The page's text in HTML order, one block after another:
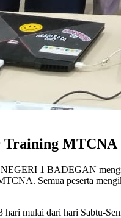
1 BADEGAN
Semua peserta
mulai dari hari Sabtu-